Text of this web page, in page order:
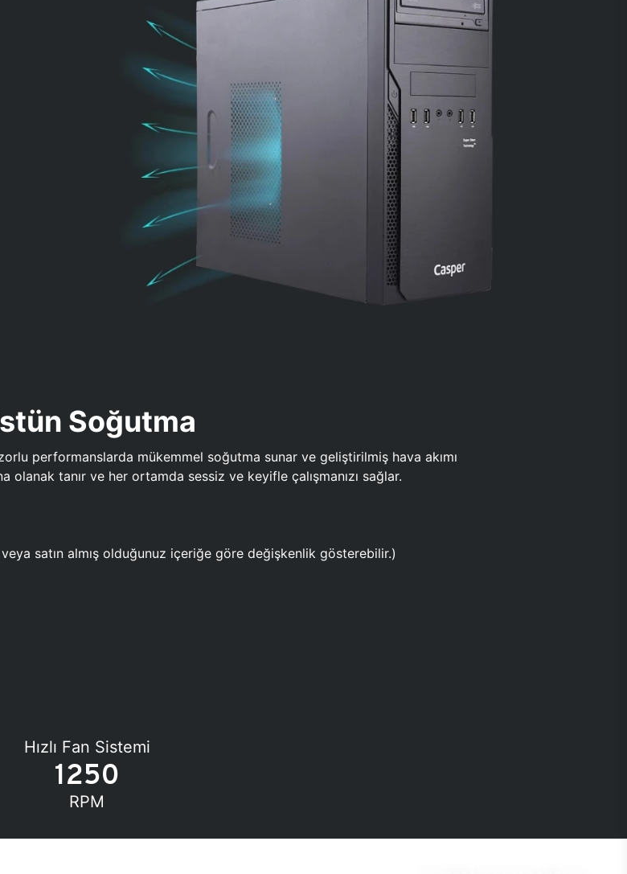
Soğutma
performanslarda mükemmel soğutma sunar ve geliştirilmiş hava akımı
olanak tanır ve her ortamda sessiz ve keyifle çalışmanızı sağlar.
satın almış olduğunuz içeriğe göre değişkenlik gösterebilir.)
Hızlı Fan Sistemi
1250
RPM